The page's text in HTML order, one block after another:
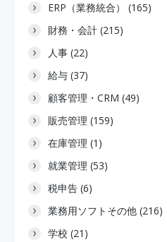
ERP（業務統合） (165)
財務・会計 (215)
人事 (22)
給与 (37)
顧客管理・CRM (49)
販売管理 (159)
在庫管理 (1)
就業管理 (53)
税申告 (6)
業務用ソフトその他 (216)
学校 (21)